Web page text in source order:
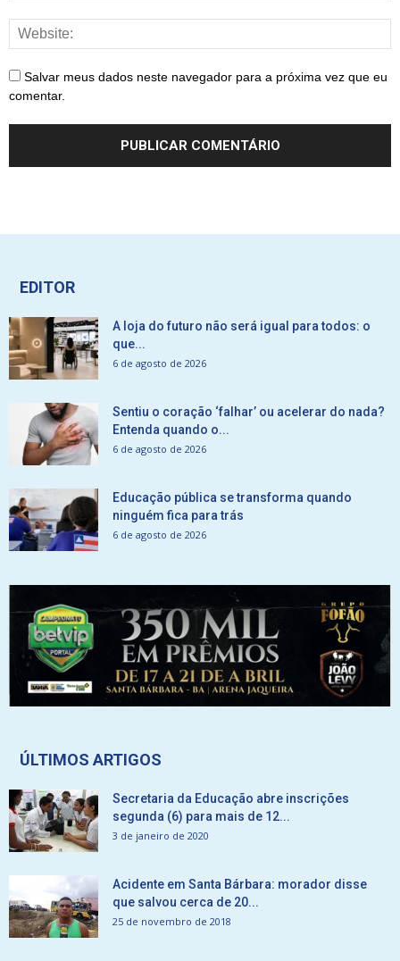
Salvar meus dados neste navegador para a próxima vez que eu
comentar.
EDITOR
A loja do futuro não será igual para todos: o
que...
6 de agosto de 2026
Sentiu o coração ‘falhar’ ou acelerar do nada?
Entenda quando o...
6 de agosto de 2026
Educação pública se transforma quando
ninguém fica para trás
6 de agosto de 2026
ÚLTIMOS ARTIGOS
Secretaria da Educação abre inscrições
segunda (6) para mais de 12...
3 de janeiro de 2020
Acidente em Santa Bárbara: morador disse
que salvou cerca de 20...
25 de novembro de 2018